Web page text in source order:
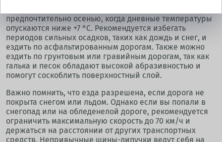
предпочтительно осенью, когда дневные температуры
опускаются ниже +7 °C. Рекомендуется избегать
периодов сильных осадков, таких как дождь и снег, и
ездить по асфальтированным дорогам. Также можно
ездить по грунтовым или гравийным дорогам, так как
галька и песок обладают высокой абразивностью и
помогут соскоблить поверхностный слой.
Важно помнить, что езда разрешена, если дорога не
покрыта снегом или льдом. Однако если вы попали в
снегопад или на обледенелой дороге, рекомендуется
ограничить максимальную скорость до 70 км/ч и
держаться на расстоянии от других транспортных
средств. Непривычные шины-липучки ведут себя на